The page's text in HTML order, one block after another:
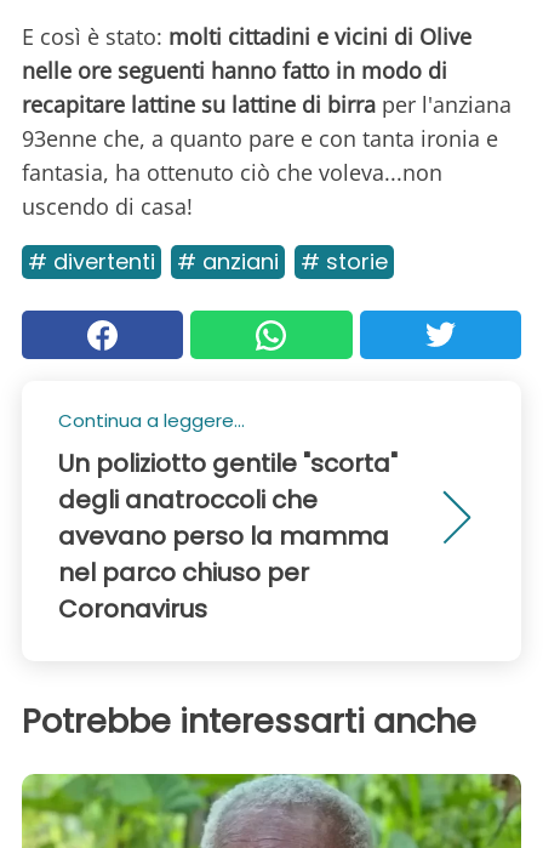
E così è stato: molti cittadini e vicini di Olive
nelle ore seguenti hanno fatto in modo di
recapitare lattine su lattine di birra per l'anziana
93enne che, a quanto pare e con tanta ironia e
fantasia, ha ottenuto ciò che voleva...non
uscendo di casa!
# divertenti # anziani # storie
Continua a leggere...
Un poliziotto gentile "scorta"
degli anatroccoli che
avevano perso la mamma
nel parco chiuso per
Coronavirus
Potrebbe interessarti anche